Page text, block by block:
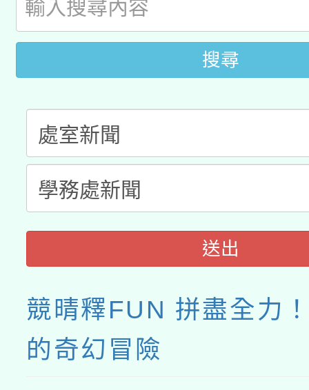
用水績優單位及節水達
桃園市孔廟祈福系列
開 智慧啟航」
2026年桃園地景藝術
搜尋
送出
競晴釋FUN 拼盡全力
的奇幻冒險